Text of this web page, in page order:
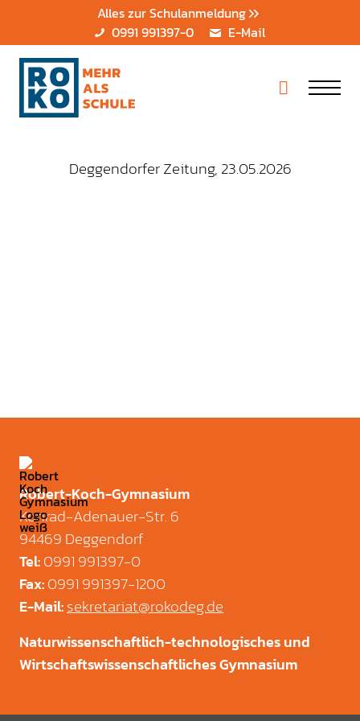
Alles zur Schulanmeldung
0991 991397-0
E-Mail
Deggendorfer Zeitung, 23.05.2026
Robert-Koch-Gymnasium
Konrad-Adenauer-Str. 6
94469 Deggendorf
Tel:0991 991397-0
Fax:0991 991397-1200
E-Mail:sekretariat@rokodeg.de
Naturwissenschaftlich-technologisches und
Wirtschaftswissenschaftliches Gymnasium